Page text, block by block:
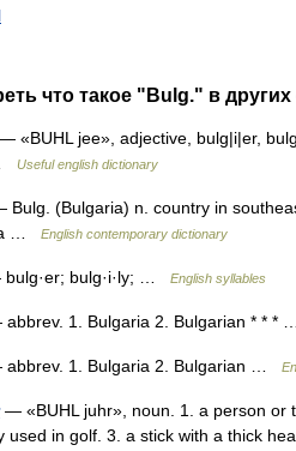
что такое "Bulg." в других
— «BUHL jee», adjective, bulg|i|er,
Useful english dictionary
Bulg. (Bulgaria) n. country in
…
English contemporary dictionary
bulg·i·ly; … English syllables
1. Bulgaria 2. Bulgarian * * *
1. Bulgaria 2. Bulgarian …
— «BUHL juhr», noun. 1. a person or
used in golf. 3. a stick with a thick